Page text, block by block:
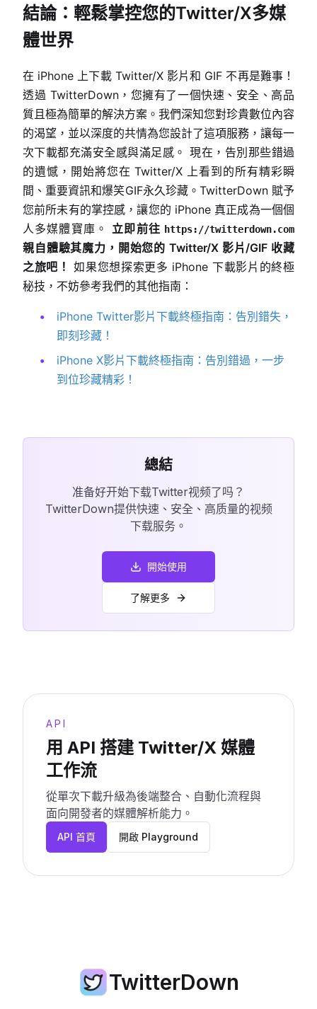
結論：輕鬆掌控您的Twitter/X多媒
體世界
在 iPhone 上下載 Twitter/X 影片和 GIF 不再是難事！
透過 TwitterDown，您擁有了一個快速、安全、高品
質且極為簡單的解決方案。我們深知您對珍貴數位內容
的渴望，並以深度的共情為您設計了這項服務，讓每一
次下載都充滿安全感與滿足感。 現在，告別那些錯過
的遺憾，開始將您在 Twitter/X 上看到的所有精彩瞬
間、重要資訊和爆笑GIF永久珍藏。TwitterDown 賦予
您前所未有的掌控感，讓您的 iPhone 真正成為一個個
人多媒體寶庫。立即前往 https://twitterdown.com
親自體驗其魔力，開始您的 Twitter/X 影片/GIF 收藏
之旅吧！ 如果您想探索更多 iPhone 下載影片的終極
秘技，不妨參考我們的其他指南：
iPhone Twitter影片下載終極指南：告別錯失，
即刻珍藏！
iPhone X影片下載終極指南：告別錯過，一步
到位珍藏精彩！
總結
准备好开始下载Twitter视频了吗？
TwitterDown提供快速、安全、高质量的视频
下载服务。
開始使用
了解更多
API
用 API 搭建 Twitter/X 媒體
工作流
從單次下載升級為後端整合、自動化流程與
面向開發者的媒體解析能力。
API 首頁 開啟 Playground
TwitterDown